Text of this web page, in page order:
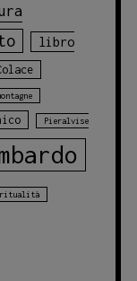
libro
Pieralvise